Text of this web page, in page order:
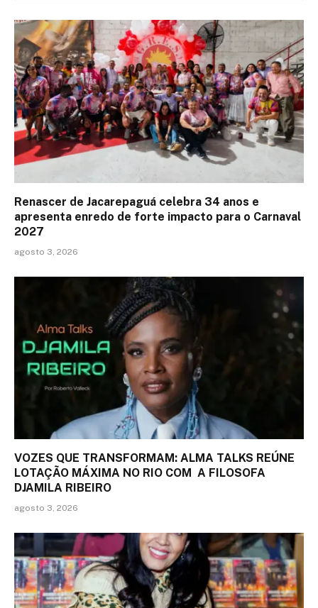
Renascer de Jacarepaguá celebra 34 anos e
apresenta enredo de forte impacto para o Carnaval
2027
agosto 3, 2026
VOZES QUE TRANSFORMAM: ALMA TALKS REÚNE
LOTAÇÃO MÁXIMA NO RIO COM A FILOSOFA
DJAMILA RIBEIRO
agosto 3, 2026